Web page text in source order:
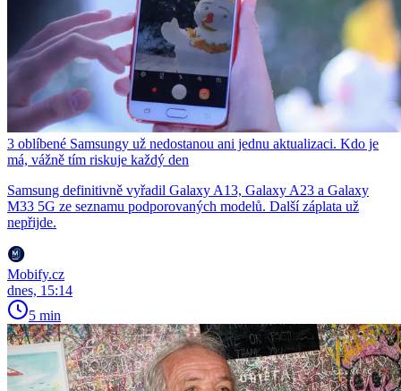
3 oblíbené Samsungy už nedostanou ani jednu aktualizaci. Kdo je
má, vážně tím riskuje každý den
Samsung definitivně vyřadil Galaxy A13, Galaxy A23 a Galaxy
M33 5G ze seznamu podporovaných modelů. Další záplata už
nepřijde.
Mobify.cz
dnes, 15:14
5 min